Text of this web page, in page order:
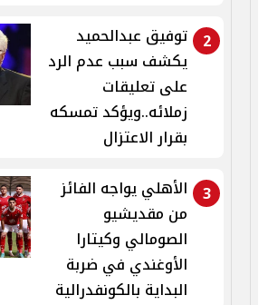
2 توفيق عبدالحميد
يكشف سبب عدم الرد
على تعليقات
زملائه..ويؤكد تمسكه
بقرار الاعتزال
3 الأهلي يواجه الفائز
من مقديشيو
الصومالي وكيتارا
الأوغندي في ضربة
البداية بالكونفدرالية